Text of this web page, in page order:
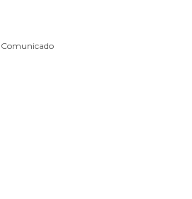
Comunicado